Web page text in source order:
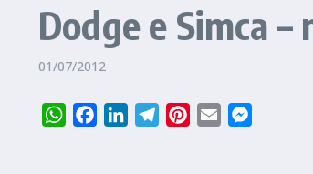
Dodge e Simca
01/07/2012
WhatsAppFacebookLinkedInTelegramPinterest
Email